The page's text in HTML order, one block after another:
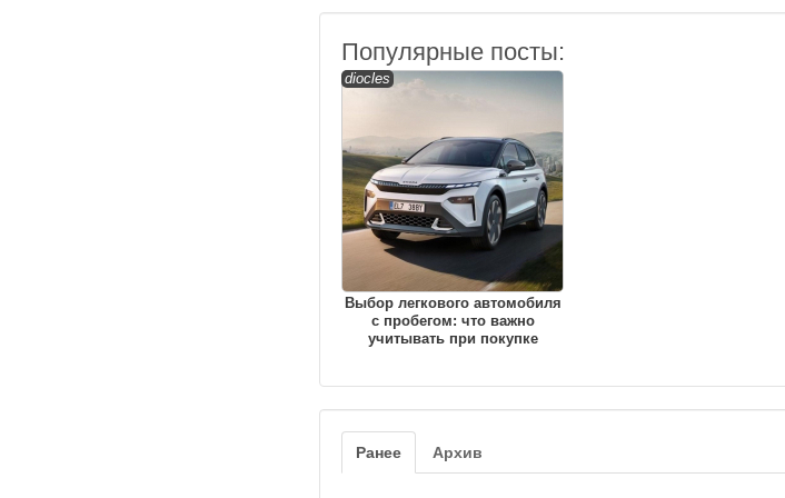
Популярные посты:
diocles
Выбор легкового автомобиля
с пробегом: что важно
учитывать при покупке
Ранее Архив